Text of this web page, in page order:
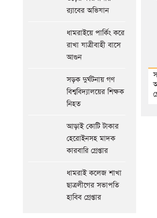
অনুষ্ঠিত
র‌্যাবের অভিযান
ধামরাইয়ে পার্কিং করে
রাখা যাত্রীবাহী বাসে
আগুন
সড়ক দুর্ঘটনায় গণ
বিশ্ববিদ্যালয়ের শিক্ষক
নিহত
আড়াই কোটি টাকার
হেরোইনসহ মাদক
কারবারি গ্রেপ্তার
ধামরাই কলেজ শাখা
ছাত্রলীগের সভাপতি
হাবিব গ্রেপ্তার